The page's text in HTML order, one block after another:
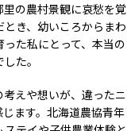
の農村景観に哀愁を覚
き、幼いころからまわ
た私にとって、本当の
た。
えや想いが、違ったニ
ます。北海道農協青年